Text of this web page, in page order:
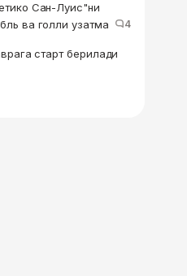
Сан-Луис"ни
ва голли узатма
4
старт берилади